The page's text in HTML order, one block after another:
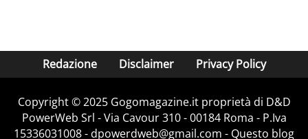
Redazione Disclaimer Privacy Policy
Copyright © 2025 Gogomagazine.it proprietà di D&D
PowerWeb Srl - Via Cavour 310 - 00184 Roma - P.Iva
15336031008 - dpowerdweb@gmail.com - Questo blog